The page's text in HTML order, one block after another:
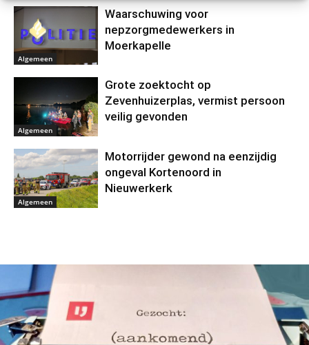
Algemeen
Waarschuwing voor
nepzorgmedewerkers in
Moerkapelle
Algemeen
Grote zoektocht op
Zevenhuizerplas, vermist persoon
veilig gevonden
Algemeen
Motorrijder gewond na eenzijdig
ongeval Kortenoord in
Nieuwerkerk